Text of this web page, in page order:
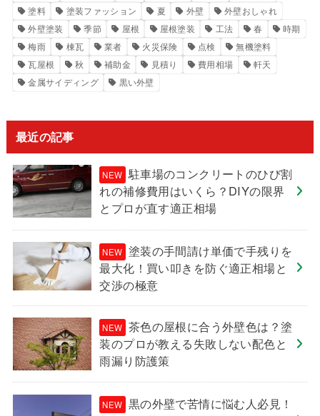
塗料
塗装ファッション 夏 外壁
外壁おしゃれ
外壁塗装
季節 屋根 屋根塗装 工法 春
時期
梅雨
棟瓦 業者 火災保険 点検
無機塗料
瓦屋根
秋 補助金 見積り 費用相場
軒天
金属サイディング
黒い外壁
最近の記事
駐車場のコンクリートのひび割
れの補修費用はいくら？DIYの限界
とプロが直す適正相場
塗装の手間請け単価で手残りを
最大化！買い叩きを防ぐ適正相場と
交渉の極意
茶色の屋根に合う外壁色は？塗
装のプロが教える失敗しない配色と
雨漏り防護策
黒の外壁で苦情に悩む人必見！